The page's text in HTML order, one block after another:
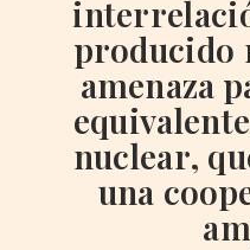
producido
amenaza
nuclear,
una